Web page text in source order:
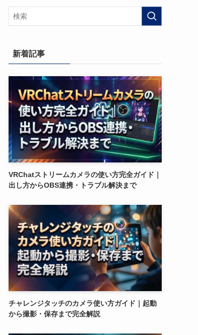
新着記事
VRChatストリームカメラの使い方完全ガイド｜
出し方からOBS連携・トラブル解決まで
チャレンジタッチのカメラ使い方ガイド｜起動
から撮影・保存まで完全解説